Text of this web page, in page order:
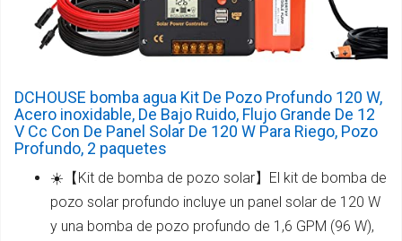
DCHOUSE bomba agua Kit De Pozo Profundo 120 W,
Acero inoxidable, De Bajo Ruido, Flujo Grande De 12
V Cc Con De Panel Solar De 120 W Para Riego, Pozo
Profundo, 2 paquetes
☀️【Kit de bomba de pozo solar】El kit de bomba de
pozo solar profundo incluye un panel solar de 120 W
y una bomba de pozo profundo de 1,6 GPM (96 W),